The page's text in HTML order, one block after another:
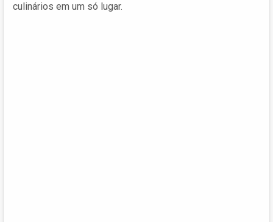
culinários em um só lugar.